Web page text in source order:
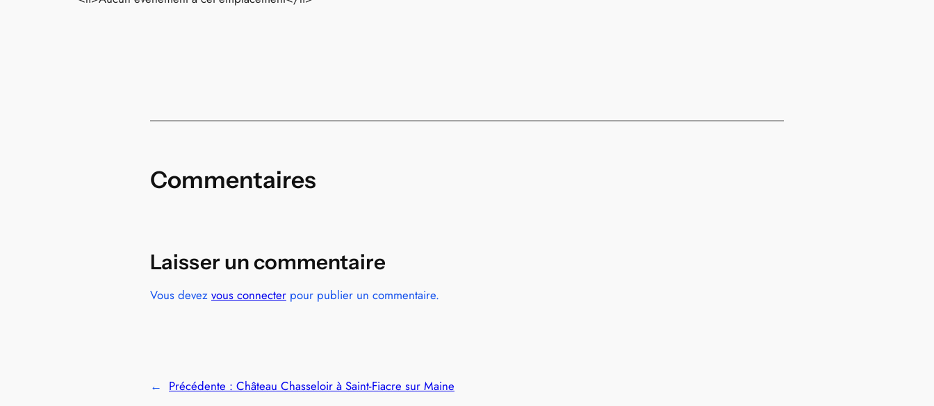
Commentaires
Laisser un commentaire
Vous devez vous connecter pour publier un commentaire.
← Précédente : Château Chasseloir à Saint-Fiacre sur Maine